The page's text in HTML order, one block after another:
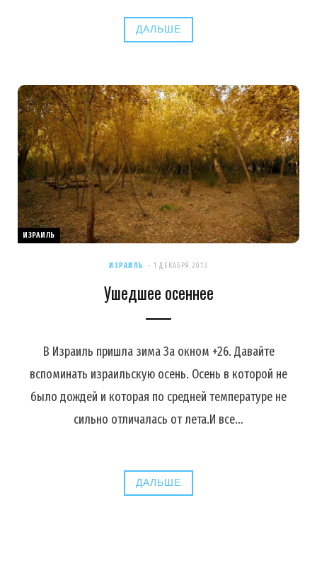
ДАЛЬШЕ
ИЗРАИЛЬ
ИЗРАИЛЬ 1 ДЕКАБРЯ 2013
Ушедшее осеннее
В Израиль пришла зима За окном +26. Давайте
вспоминать израильскую осень. Осень в которой не
было дождей и которая по средней температуре не
сильно отличалась от лета.И все…
ДАЛЬШЕ